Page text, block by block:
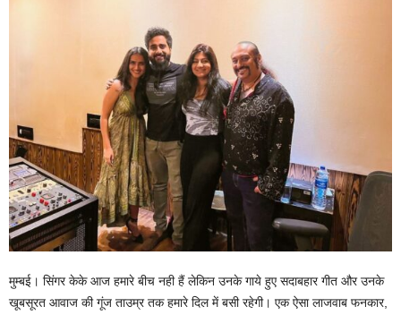
मुम्बई। सिंगर केके आज हमारे बीच नही हैं लेकिन उनके गाये हुए सदाबहार गीत और उनके
खूबसूरत आवाज की गूंज ताउम्र तक हमारे दिल में बसी रहेगी। एक ऐसा लाजवाब फनकार,